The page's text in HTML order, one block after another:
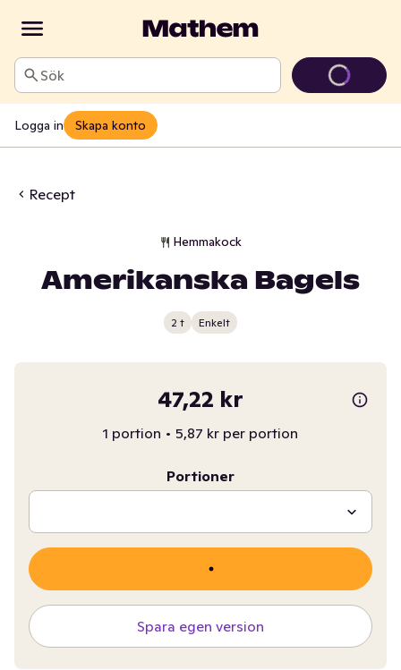
Sök
Logga in Skapa konto
Recept
Hemmakock
Amerikanska Bagels
2 t Enkelt
47,22 kr
1 portion • 5,87 kr per portion
Portioner
Spara egen version